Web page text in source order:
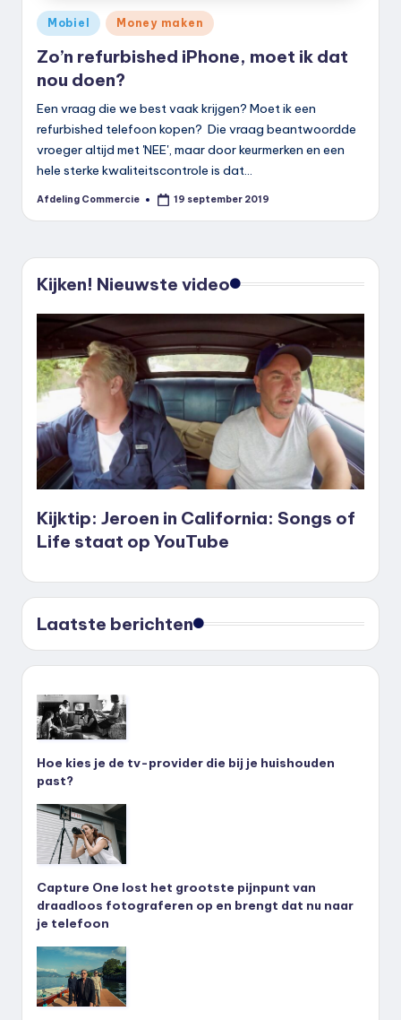
Geplaatst
in
Mobiel Money maken
Zo’n refurbished iPhone, moet ik dat
nou doen?
Een vraag die we best vaak krijgen? Moet ik een
refurbished telefoon kopen? Die vraag beantwoordde
vroeger altijd met 'NEE', maar door keurmerken en een
hele sterke kwaliteitscontrole is dat…
Geplaatst
Afdeling Commercie 19 september 2019
Kijken! Nieuwste video
Kijktip: Jeroen in California: Songs of
Life staat op YouTube
Laatste berichten
Hoe kies je de tv-provider die bij je huishouden
past?
Capture One lost het grootste pijnpunt van
draadloos fotograferen op en brengt dat nu naar
je telefoon